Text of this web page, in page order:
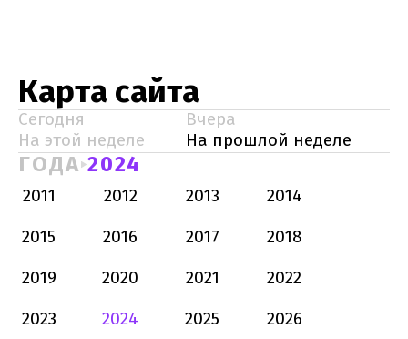
Карта сайта
Сегодня
Вчера
На этой неделе
На прошлой неделе
ГОДА 2024
2011 2012 2013
2014
2015
2016 2017
2018
2019
2020 2021
2022
2023
2024 2025
2026